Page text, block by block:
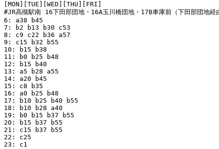
[MON][TUE][WED][THU][FRI]
#JR高槻駅南 16下田部団地・16A玉川橋団地・17B車庫前（下田部団地経
6: a38 b45
7: b2 b13 b30 c53
8: c9 c22 b36 a57
9: c15 b32 b55
10: b15 b38
11: b0 b25 b48
12: b15 b40
13: a5 b28 a55
14: a20 b45
15: c8 b35
16: a0 b25 b48
17: b10 b25 b40 b55
18: b10 b28 a40
19: b0 b15 b37 b55
20: b15 b37 b55
21: c15 b37 b55
22: c25
23: c1